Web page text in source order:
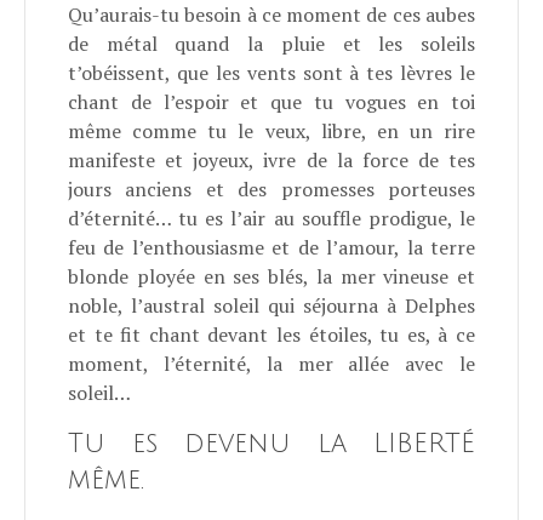
Qu’aurais-tu besoin à ce moment de ces aubes
de métal quand la pluie et les soleils
t’obéissent, que les vents sont à tes lèvres le
chant de l’espoir et que tu vogues en toi
même comme tu le veux, libre, en un rire
manifeste et joyeux, ivre de la force de tes
jours anciens et des promesses porteuses
d’éternité… tu es l’air au souffle prodigue, le
feu de l’enthousiasme et de l’amour, la terre
blonde ployée en ses blés, la mer vineuse et
noble, l’austral soleil qui séjourna à Delphes
et te fit chant devant les étoiles, tu es, à ce
moment, l’éternité, la mer allée avec le
soleil…
Tu es devenu la LIBERTÉ
même.